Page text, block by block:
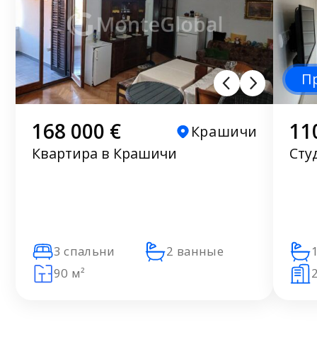
168 000 €
Крашичи
Квартира в Крашичи
3 спальни
2 ванные
90 м²